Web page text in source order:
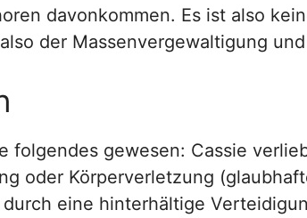
davonkommen. Es ist also
der Massenvergewaltigung
folgendes gewesen: Cassie
oder Körperverletzung
eine hinterhältige